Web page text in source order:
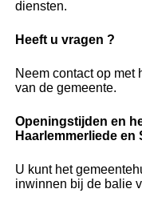
diensten.
Heeft u vragen ?
Neem contact op met
van de gemeente.
Openingstijden en
Haarlemmerliede en
U kunt het
inwinnen bij de balie